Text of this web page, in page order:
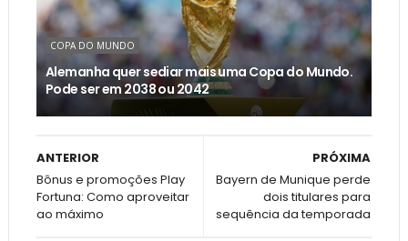
COPA DO MUNDO
Alemanha quer sediar mais uma Copa do Mundo.
Pode ser em 2038 ou 2042
PRÓXIMA
Bayern de Munique perde
dois titulares para
sequência da temporada
ANTERIOR
Bônus e promoções Play
Fortuna: Como aproveitar
ao máximo